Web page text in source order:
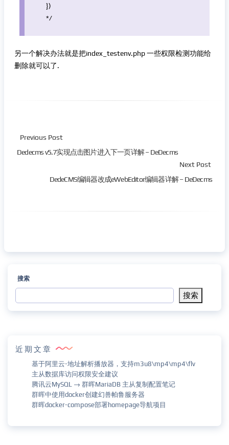
})
*/
另一个解决办法就是把index_testenv.php 一些权限检测功能给
删除就可以了.
Previous Post
Dedecms v5.7实现点击图片进入下一页详解 – DeDecms
Next Post
DedeCMS编辑器改成eWebEditor编辑器详解 – DeDecms
搜索
搜索
近期文章
基于阿里云-地址解析播放器，支持m3u8\mp4\mp4\flv
主从数据库访问权限安全建议
腾讯云MySQL → 群晖MariaDB 主从复制配置笔记
群晖中使用docker创建幻兽帕鲁服务器
群晖docker-compose部署homepage导航项目